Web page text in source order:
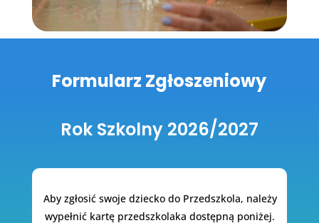
Formularz Zgłoszeniowy
Rok Szkolny 2026/2027
Aby zgłosić swoje dziecko do Przedszkola, należy
wypełnić kartę przedszkolaka dostępną poniżej.